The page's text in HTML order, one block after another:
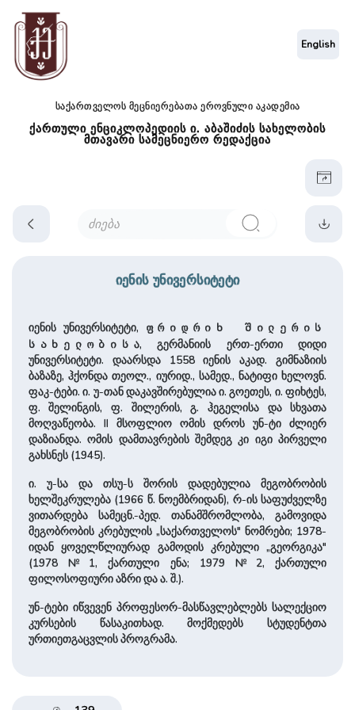
საქართველოს მეცნიერებათა ეროვნული აკადემია
ქართული ენციკლოპედიის ი. აბაშიძის სახელობის
მთავარი სამეცნიერო რედაქცია
English
იენის უნივერსიტეტი
იენის უნივერსიტეტი,
ფრიდრიხ შილერის
სახელობის ა, გერმანიის ერთ-ერთი დიდი
უნივერსიტეტი. დაარსდა 1558 იენის აკად. გიმნაზიის
ბაზაზე, ჰქონდა თეოლ., იურიდ., სამედ., ნატიფი ხელოვნ.
ფაკ-ტები. ი. უ-თან დაკავშირებულია ი. გოეთეს, ი. ფიხტეს,
ფ. შელინგის, ფ. შილერის, გ. ჰეგელისა და სხვათა
მოღვაწეობა. II მსოფლიო ომის დროს უნ-ტი ძლიერ
დაზიანდა. ომის დამთავრების შემდეგ კი იგი პირველი
გახსნეს (1945).
ი. უ-სა და თსუ-ს შორის დადებულია მეგობრობის
ხელშეკრულება (1966 წ. ნოემბრიდან), რ-ის საფუძველზე
ვითარდება სამეცნ.-პედ. თანამშრომლობა, გამოვიდა
მეგობრობის კრებულის „საქართველოს" ნომრები; 1978-
იდან ყოველწლიურად გამოდის კრებული „გეორგიკა"
(1978 №1, ქართული ენა; 1979 №2, ქართული
ფილოსოფიური აზრი და ა. შ.).
უნ-ტები იწვევენ პროფესორ-მასწავლებლებს სალექციო
კურსების წასაკითხად. მოქმედებს სტუდენტთა
ურთიეთგაცვლის პროგრამა.